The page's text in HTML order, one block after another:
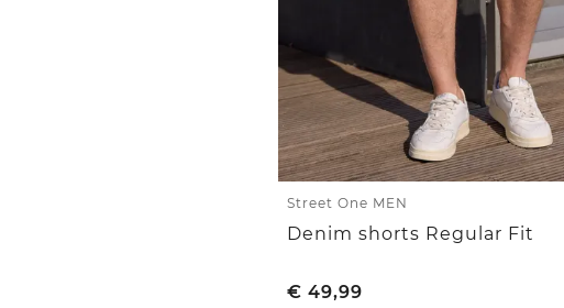
Street One MEN
Denim shorts Regular Fit
€ 49,99